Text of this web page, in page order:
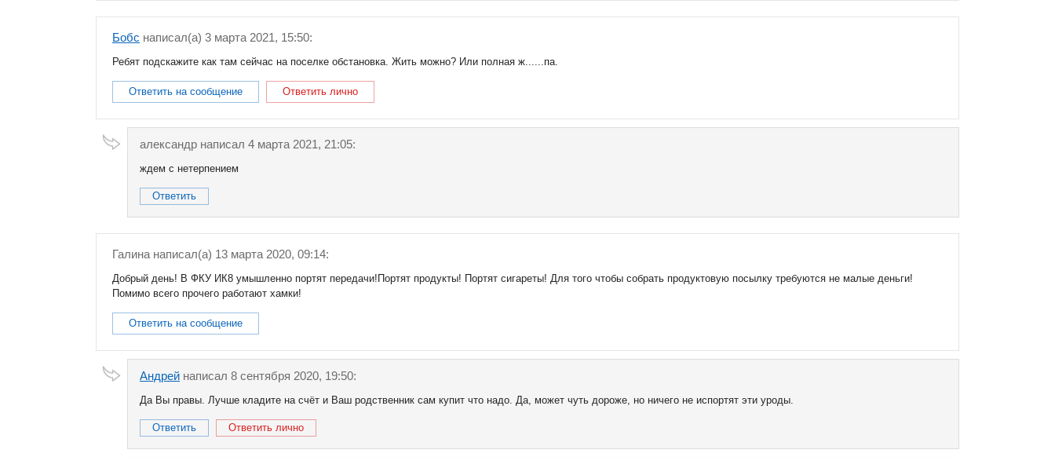
Бобс написал(a) 3 марта 2021, 15:50:
Ребят подскажите как там сейчас на поселке обстановка. Жить можно? Или полная ж......па.
Ответить на сообщение Ответить лично
александр написал 4 марта 2021, 21:05:
ждем с нетерпением
Ответить
Галина написал(a) 13 марта 2020, 09:14:
Добрый день! В ФКУ ИК8 умышленно портят передачи!Портят продукты! Портят сигареты! Для того чтобы собрать продуктовую посылку требуются не малые деньги!
Помимо всего прочего работают хамки!
Ответить на сообщение
Андрей написал 8 сентября 2020, 19:50:
Да Вы правы. Лучше кладите на счёт и Ваш родственник сам купит что надо. Да, может чуть дороже, но ничего не испортят эти уроды.
Ответить Ответить лично